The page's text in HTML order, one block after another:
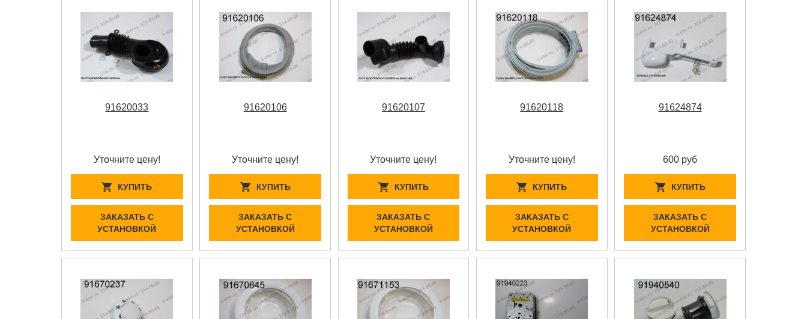
91620033
Уточните цену!
КУПИТЬ
ЗАКАЗАТЬ С
УСТАНОВКОЙ
91620106
Уточните цену!
КУПИТЬ
ЗАКАЗАТЬ С
УСТАНОВКОЙ
91620107
Уточните цену!
КУПИТЬ
ЗАКАЗАТЬ С
УСТАНОВКОЙ
91620118
Уточните цену!
КУПИТЬ
ЗАКАЗАТЬ С
УСТАНОВКОЙ
91624874
600 руб
КУПИТЬ
ЗАКАЗАТЬ С
УСТАНОВКОЙ